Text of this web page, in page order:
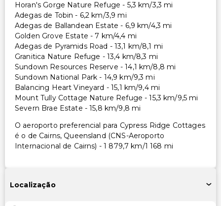
Horan's Gorge Nature Refuge - 5,3 km/3,3 mi
Adegas de Tobin - 6,2 km/3,9 mi
Adegas de Ballandean Estate - 6,9 km/4,3 mi
Golden Grove Estate - 7 km/4,4 mi
Adegas de Pyramids Road - 13,1 km/8,1 mi
Granitica Nature Refuge - 13,4 km/8,3 mi
Sundown Resources Reserve - 14,1 km/8,8 mi
Sundown National Park - 14,9 km/9,3 mi
Balancing Heart Vineyard - 15,1 km/9,4 mi
Mount Tully Cottage Nature Refuge - 15,3 km/9,5 mi
Severn Brae Estate - 15,8 km/9,8 mi
O aeroporto preferencial para Cypress Ridge Cottages
é o de Cairns, Queensland (CNS-Aeroporto
Internacional de Cairns) - 1 879,7 km/1 168 mi
Localização